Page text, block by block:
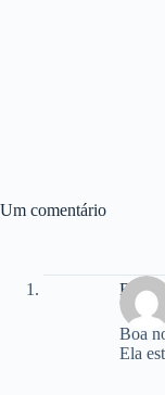
Um comentário
Boa
Ela